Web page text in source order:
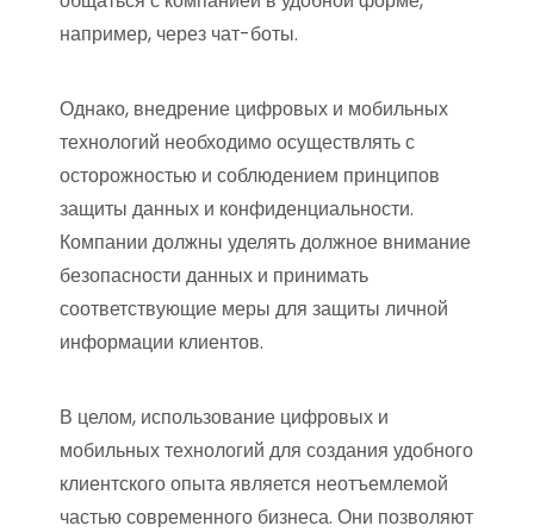
например, через чат-боты.
Однако, внедрение цифровых и мобильных
технологий необходимо осуществлять с
осторожностью и соблюдением принципов
защиты данных и конфиденциальности.
Компании должны уделять должное внимание
безопасности данных и принимать
соответствующие меры для защиты личной
информации клиентов.
В целом, использование цифровых и
мобильных технологий для создания удобного
клиентского опыта является неотъемлемой
частью современного бизнеса. Они позволяют